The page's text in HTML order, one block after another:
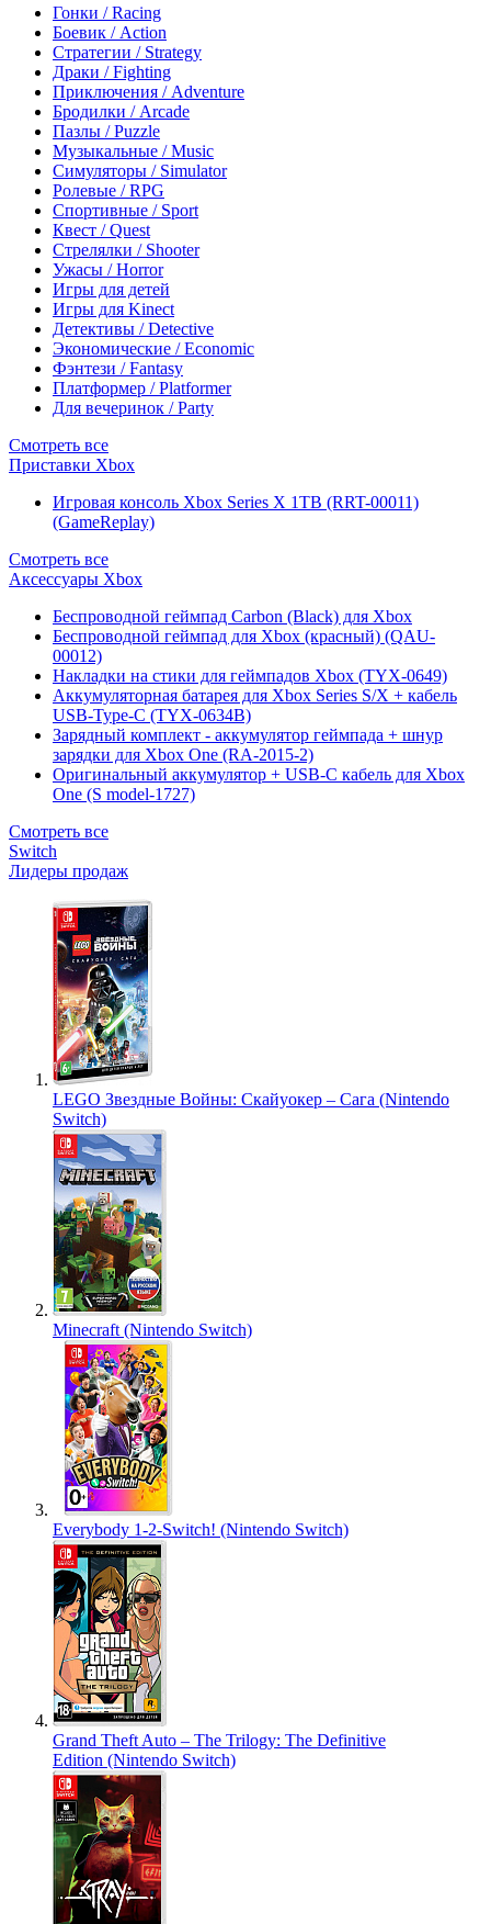
Гонки / Racing
Боевик / Action
Стратегии / Strategy
Драки / Fighting
Приключения / Adventure
Бродилки / Arcade
Пазлы / Puzzle
Музыкальные / Music
Симуляторы / Simulator
Ролевые / RPG
Спортивные / Sport
Квест / Quest
Стрелялки / Shooter
Ужасы / Horror
Игры для детей
Игры для Kinect
Детективы / Detective
Экономические / Economic
Фэнтези / Fantasy
Платформер / Platformer
Для вечеринок / Party
Смотреть все
Приставки Xbox
Игровая консоль Xbox Series X 1TB (RRT-00011)
(GameReplay)
Смотреть все
Аксессуары Xbox
Беспроводной геймпад Carbon (Black) для Xbox
Беспроводной геймпад для Xbox (красный) (QAU-
00012)
Накладки на стики для геймпадов Xbox (TYX-0649)
Аккумуляторная батарея для Xbox Series S/X + кабель
USB-Type-C (TYX-0634B)
Зарядный комплект - аккумулятор геймпада + шнур
зарядки для Xbox One (RA-2015-2)
Оригинальный аккумулятор + USB-C кабель для Xbox
One (S model-1727)
Смотреть все
Switch
Лидеры продаж
LEGO Звездные Войны: Скайуокер – Сага (Nintendo
Switch)
Minecraft (Nintendo Switch)
Everybody 1-2-Switch! (Nintendo Switch)
Grand Theft Auto – The Trilogy: The Definitive
Edition (Nintendo Switch)